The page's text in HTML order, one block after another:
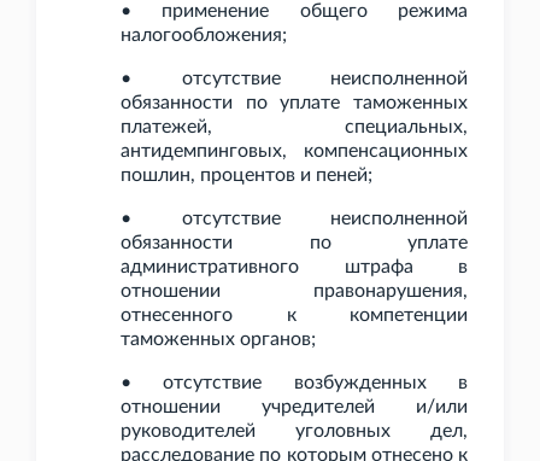
• применение общего режима
налогообложения;
• отсутствие неисполненной
обязанности по уплате таможенных
платежей, специальных,
антидемпинговых, компенсационных
пошлин, процентов и пеней;
• отсутствие неисполненной
обязанности по уплате
административного штрафа в
отношении правонарушения,
отнесенного к компетенции
таможенных органов;
• отсутствие возбужденных в
отношении учредителей и/или
руководителей уголовных дел,
расследование по которым отнесено к